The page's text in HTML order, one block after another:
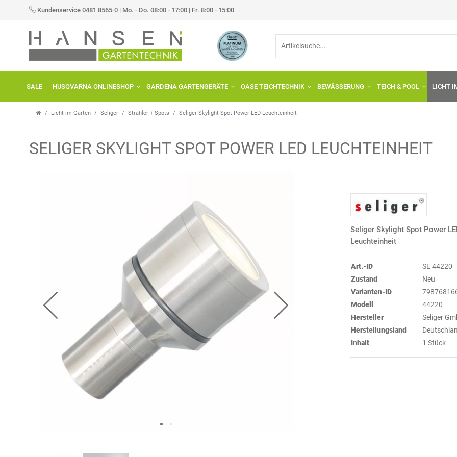
Kundenservice 0481 8565-0 | Mo. - Do. 08:00 - 17:00 | Fr. 8:00 - 15:00
SALE HUSQVARNA ONLINESHOP GARDENA GARTENGERÄTE OASE TEICHTECHNIK BEWÄSSERUNG TEICH & POOL LICHT
Licht im Garten Seliger Strahler + Spots Seliger Skylight Spot Power LED Leuchteinheit
SELIGER SKYLIGHT SPOT POWER LED LEUCHTEINHEIT
Seliger Skylight Spot Power
Leuchteinheit
Art.-ID
SE 44220
Zustand
Neu
Varianten-ID
Modell
44220
Hersteller
Seliger
Herstellungsland
Inhalt
1 Stück